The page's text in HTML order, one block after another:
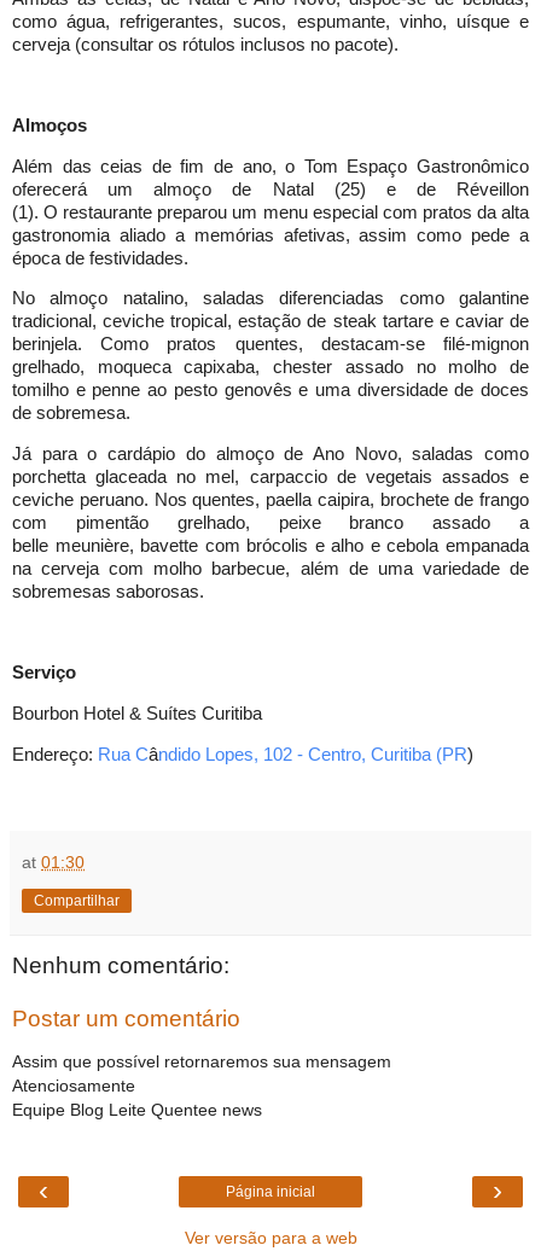
como água, refrigerantes, sucos, espumante, vinho, uísque e
cerveja (consultar os rótulos inclusos no pacote).
Almoços
Além das ceias de fim de ano, o Tom Espaço Gastronômico
oferecerá um almoço de Natal (25) e de Réveillon
(1). O restaurante preparou um menu especial com pratos da alta
gastronomia aliado a memórias afetivas, assim como pede a
época de festividades.
No almoço natalino, saladas diferenciadas como galantine
tradicional, ceviche tropical, estação de steak tartare e caviar de
berinjela. Como pratos quentes, destacam-se filé-mignon
grelhado, moqueca capixaba, chester assado no molho de
tomilho e penne ao pesto genovês e uma diversidade de doces
de sobremesa.
Já para o cardápio do almoço de Ano Novo, saladas como
porchetta glaceada no mel, carpaccio de vegetais assados e
ceviche peruano. Nos quentes, paella caipira, brochete de frango
com pimentão grelhado, peixe branco assado a
belle meunière, bavette com brócolis e alho e cebola empanada
na cerveja com molho barbecue, além de uma variedade de
sobremesas saborosas.
Serviço
Bourbon Hotel & Suítes Curitiba
Endereço: Rua Cândido Lopes, 102 - Centro, Curitiba (PR)
at 01:30
Compartilhar
Nenhum comentário:
Postar um comentário
Assim que possível retornaremos sua mensagem
Atenciosamente
Equipe Blog Leite Quentee news
‹ ›
Página inicial
Ver versão para a web